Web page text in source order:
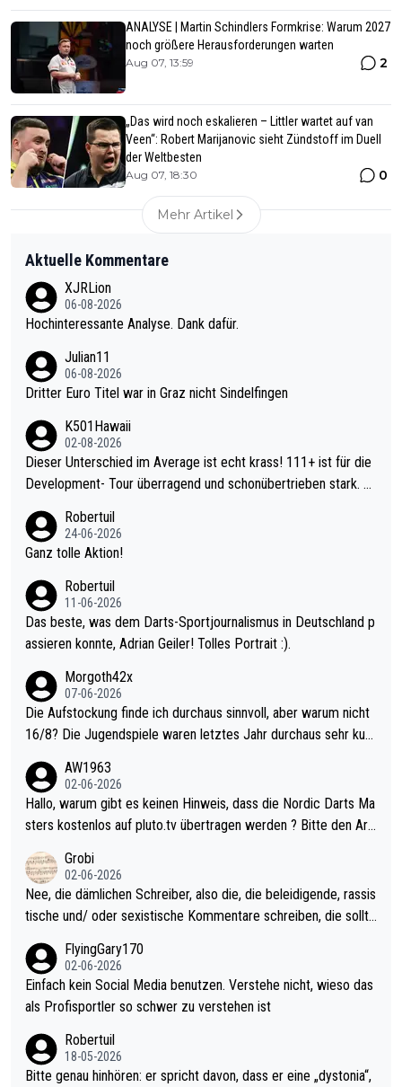
ANALYSE | Martin Schindlers Formkrise: Warum 2027
noch größere Herausforderungen warten
Aug 07, 13:59 2
„Das wird noch eskalieren – Littler wartet auf van
Veen“: Robert Marijanovic sieht Zündstoff im Duell
der Weltbesten
Aug 07, 18:30 0
Mehr Artikel
Aktuelle Kommentare
XJRLion
06-08-2026
Hochinteressante Analyse. Dank dafür.
Julian11
06-08-2026
Dritter Euro Titel war in Graz nicht Sindelfingen
K501Hawaii
02-08-2026
Dieser Unterschied im Average ist echt krass! 111+ ist für die
Development- Tour überragend und schonübertrieben stark. U
mal 40+ erst recht. Da gewinnst keinen Blumentopf - ist ja noc
h krasser wie ein Pokalspiel eines Kreisligisten vs einem Bund
Robertuil
24-06-2026
Ganz tolle Aktion!
Robertuil
11-06-2026
Das beste, was dem Darts-Sportjournalismus in Deutschland p
assieren konnte, Adrian Geiler! Tolles Portrait :).
Morgoth42x
07-06-2026
Die Aufstockung finde ich durchaus sinnvoll, aber warum nicht
16/8? Die Jugendspiele waren letztes Jahr durchaus sehr kurz
Allerdings ist Mitchell Lawrie als Nummer 1 der Welt eh qualifi
ziert. Somit ändert die automatische Qualifikation des Weltmei
sters erstmal nichts. Ich denke sie wollen damit für nächstes J
ohl wenig WDF Turniere spielen. Dies war bei Archie Self letzt
es Jahr der Fall. Er musste als amtierender Weltmeister durch
den Qualifier und ich glaube kaum, dass Mitchel sich das (in Ve
gas) antun würde, wenn er doch eigentlich die PDC-WM als Zi
el hat.
AW1963
02-06-2026
Hallo, warum gibt es keinen Hinweis, dass die Nordic Darts Ma
sters kostenlos auf pluto.tv übertragen werden ? Bitte den Arti
Grobi
02-06-2026
Nee, die dämlichen Schreiber, also die, die beleidigende, rassis
tische und/ oder sexistische Kommentare schreiben, die sollte
s Leben in den Griff kriegen. Nur eins wundert mich: Luke Little
r war doch neulich erst derjenige, der über Social Media GvV p
rovoziert hat. Und Littlers Mutter schießt öfters mal gegen Ric
FlyingGary170
02-06-2026
Einfach kein Social Media benutzen. Verstehe nicht, wieso das
als Profisportler so schwer zu verstehen ist
Robertuil
18-05-2026
Bitte genau hinhören: er spricht davon, dass er eine „dystonia“,